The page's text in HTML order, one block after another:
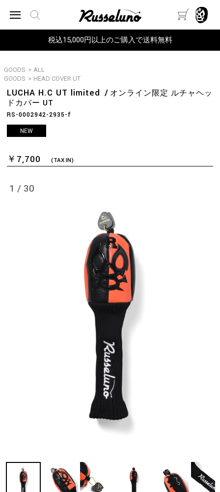
税込15,000円以上のご購入で送料無料
GOODS > ALL
GOODS > HEAD COVER UT
LUCHA H.C UT limited
オンライン限定 ルチャヘッ
ドカバー UT
RS-0002942-2935-f
NEW
￥7,700 (TAX IN)
1 / 30